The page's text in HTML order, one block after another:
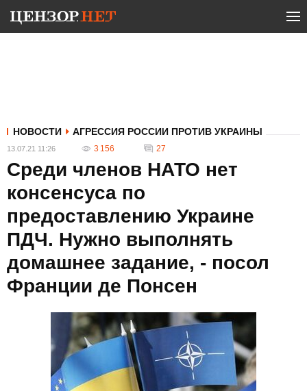
НОВОСТИ АГРЕССИЯ РОССИИ ПРОТИВ УКРАИНЫ
13.07.21 11:26 3 156 27
Среди членов НАТО нет
консенсуса по
предоставлению Украине
ПДЧ. Нужно выполнять
домашнее задание, - посол
Франции де Понсен